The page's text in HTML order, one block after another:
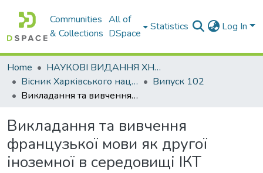
Communities
& Collections
All of
DSpace
Statistics Log In
Home
НАУКОВІ ВИДАННЯ ХНАДУ
Вісник Харківського національного автомобільно-дорожнього університету / Вестник Харьковского национального автомобильно-дорожного университета
Випуск 102
Викладання та вивчення французької мови як другої іноземної в середовищі ІКТ
Викладання та вивчення
французької мови як другої
іноземної в середовищі ІКТ